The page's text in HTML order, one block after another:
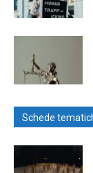
Schede